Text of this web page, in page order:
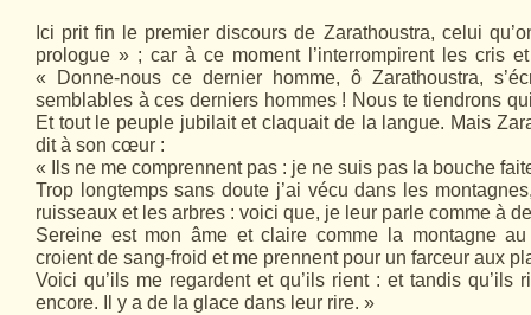
Ici prit fin le premier discours de Zarathoustra, celui
prologue » ; car à ce moment l’interrompirent les cris
« Donne-nous ce dernier homme, ô Zarathoustra,
semblables à ces derniers hommes ! Nous te tiendrons
Et tout le peuple jubilait et claquait de la langue. Mais
dit à son cœur :
« Ils ne me comprennent pas : je ne suis pas la bouche
Trop longtemps sans doute j’ai vécu dans les
ruisseaux et les arbres : voici que, je leur parle comme à
Sereine est mon âme et claire comme la montagne
croient de sang-froid et me prennent pour un farceur aux
Voici qu’ils me regardent et qu’ils rient : et tandis qu’ils
encore. Il y a de la glace dans leur rire. »